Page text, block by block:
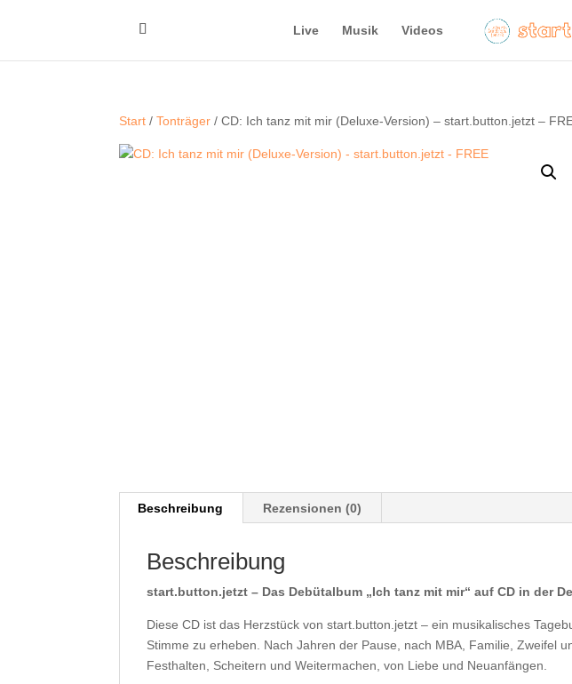
Live Musik Videos
Start /Tonträger / CD: Ich tanz mit mir (Deluxe-Version) – start.button.jetzt –
Beschreibung Rezensionen (0)
Beschreibung
start.button.jetzt – Das Debütalbum „Ich tanz mit mir“ auf CD in der
Diese CD ist das Herzstück von start.button.jetzt – ein musikalisches
Stimme zu erheben. Nach Jahren der Pause, nach MBA, Familie, Zweifel
Festhalten, Scheitern und Weitermachen, von Liebe und Neuanfängen.